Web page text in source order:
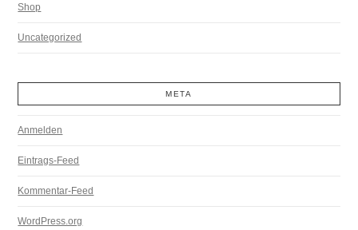
Shop
Uncategorized
META
Anmelden
Eintrags-Feed
Kommentar-Feed
WordPress.org